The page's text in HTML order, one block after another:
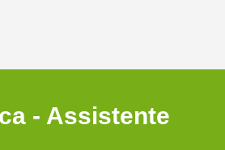
- Assistente